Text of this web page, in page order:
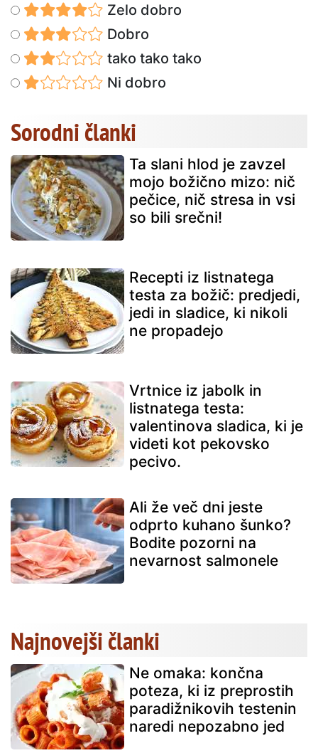
Zelo dobro
Dobro
tako tako tako
Ni dobro
Sorodni članki
Ta slani hlod je zavzel
mojo božično mizo: nič
pečice, nič stresa in vsi
so bili srečni!
Recepti iz listnatega
testa za božič: predjedi,
jedi in sladice, ki nikoli
ne propadejo
Vrtnice iz jabolk in
listnatega testa:
valentinova sladica, ki je
videti kot pekovsko
pecivo.
Ali že več dni jeste
odprto kuhano šunko?
Bodite pozorni na
nevarnost salmonele
Najnovejši članki
Ne omaka: končna
poteza, ki iz preprostih
paradižnikovih testenin
naredi nepozabno jed